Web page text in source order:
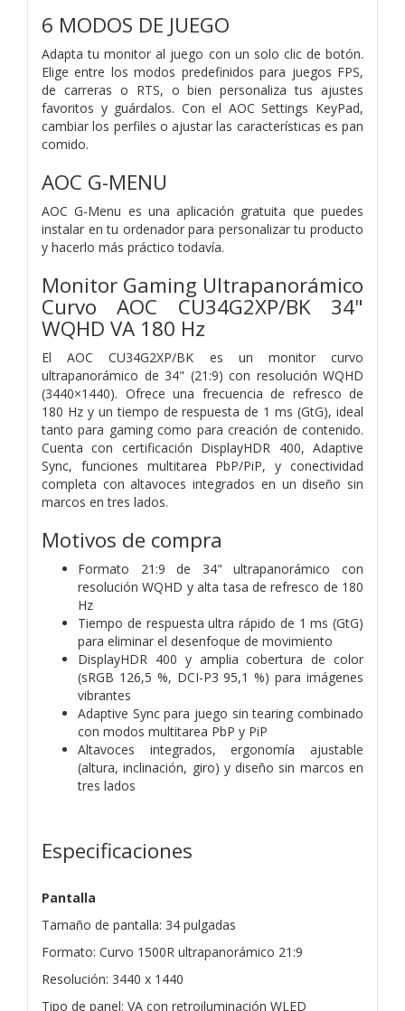
6 MODOS DE JUEGO
Adapta tu monitor al juego con un solo clic de botón.
Elige entre los modos predefinidos para juegos FPS,
de carreras o RTS, o bien personaliza tus ajustes
favoritos y guárdalos. Con el AOC Settings KeyPad,
cambiar los perfiles o ajustar las características es pan
comido.
AOC G-MENU
AOC G-Menu es una aplicación gratuita que puedes
instalar en tu ordenador para personalizar tu producto
y hacerlo más práctico todavía.
Monitor Gaming Ultrapanorámico
Curvo AOC CU34G2XP/BK 34"
WQHD VA 180 Hz
El AOC CU34G2XP/BK es un monitor curvo
ultrapanorámico de 34" (21:9) con resolución WQHD
(3440×1440). Ofrece una frecuencia de refresco de
180 Hz y un tiempo de respuesta de 1 ms (GtG), ideal
tanto para gaming como para creación de contenido.
Cuenta con certificación DisplayHDR 400, Adaptive
Sync, funciones multitarea PbP/PiP, y conectividad
completa con altavoces integrados en un diseño sin
marcos en tres lados.
Motivos de compra
Formato 21:9 de 34" ultrapanorámico con
resolución WQHD y alta tasa de refresco de 180
Hz
Tiempo de respuesta ultra rápido de 1 ms (GtG)
para eliminar el desenfoque de movimiento
DisplayHDR 400 y amplia cobertura de color
(sRGB 126,5 %, DCI-P3 95,1 %) para imágenes
vibrantes
Adaptive Sync para juego sin tearing combinado
con modos multitarea PbP y PiP
Altavoces integrados, ergonomía ajustable
(altura, inclinación, giro) y diseño sin marcos en
tres lados
Especificaciones
Pantalla
Tamaño de pantalla: 34 pulgadas
Formato: Curvo 1500R ultrapanorámico 21:9
Resolución: 3440 x 1440
Tipo de panel: VA con retroiluminación WLED